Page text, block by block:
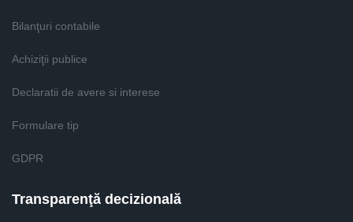
Bilanţuri contabile
Achiziţii publice
Declaratii de avere si interese
Formulare tip
GDPR
Transparenţă decizională